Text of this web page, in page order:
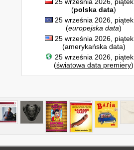
(polska data)
25 września 2026, piątek
(europejska data)
25 września 2026, piątek
(amerykańska data)
25 września 2026, piątek
(światowa data premiery)